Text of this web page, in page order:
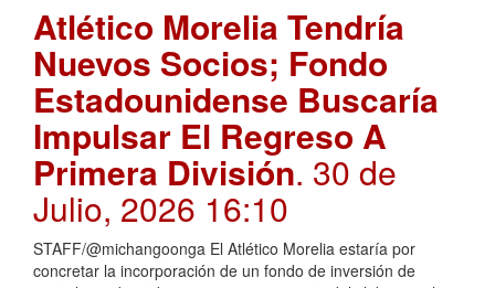
Atlético Morelia Tendría
Nuevos Socios; Fondo
Estadounidense Buscaría
Impulsar El Regreso A
Primera División. 30 de
Julio, 2026 16:10
STAFF/@michangoonga El Atlético Morelia estaría por
concretar la incorporación de un fondo de inversión de